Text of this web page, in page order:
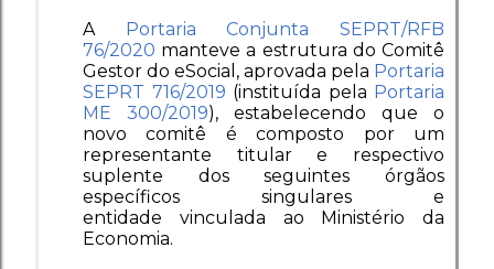
A
Portaria Conjunta SEPRT/RFB
76/2020 manteve a estrutura do Comitê
Gestor do eSocial, aprovada pela Portaria
SEPRT 716/2019 (instituída pela Portaria
ME 300/2019), estabelecendo que o
novo comitê é composto por um
representante titular e respectivo
suplente dos seguintes órgãos
específicos singulares e
entidade vinculada ao Ministério da
Economia.